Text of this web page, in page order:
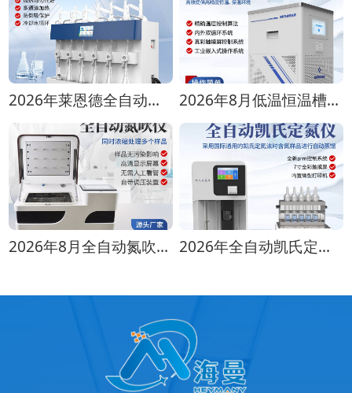
2026年莱恩德全自动蒸馏仪全型号对比选购指南 2026年8月低温恒温槽选购攻略 全生命周期成本对比
2026年8月全自动氮吹仪选购指南：各行业适配方案推荐 2026年全自动凯氏定氮仪选购指南 实验室选型全攻略